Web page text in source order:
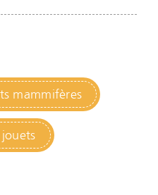
mammifères